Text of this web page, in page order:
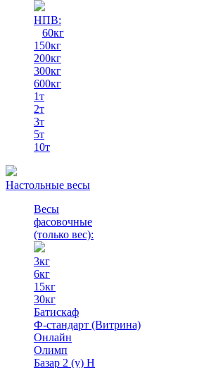
НПВ:
60кг
150кг
200кг
300кг
600кг
1т
2т
3т
5т
10т
Настольные весы
Весы
фасовочные
(только вес):
3кг
6кг
15кг
30кг
Батискаф
Ф-стандарт (Витрина)
Онлайн
Олимп
Базар 2 (у) Н